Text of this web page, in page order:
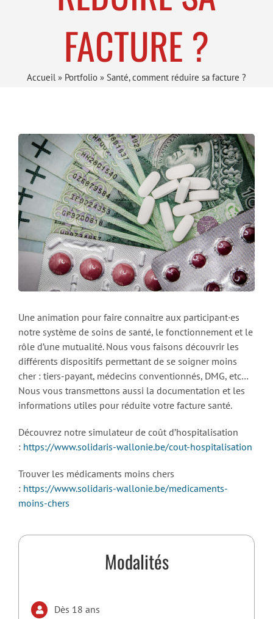
FACTURE ?
Accueil » Portfolio » Santé, comment réduire sa facture ?
Une animation pour faire connaitre aux participant·es
notre système de soins de santé, le fonctionnement et le
rôle d’une mutualité. Nous vous faisons découvrir les
différents dispositifs permettant de se soigner moins
cher : tiers-payant, médecins conventionnés, DMG, etc…
Nous vous transmettons aussi la documentation et les
informations utiles pour réduite votre facture santé.
Découvrez notre simulateur de coût d’hospitalisation
: https://www.solidaris-wallonie.be/cout-hospitalisation
Trouver les médicaments moins chers
: https://www.solidaris-wallonie.be/medicaments-
moins-chers
Modalités
Dès 18 ans